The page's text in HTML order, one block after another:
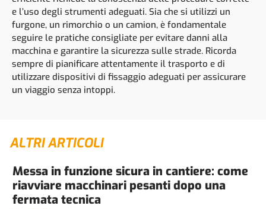
e l’uso degli strumenti adeguati. Sia che si utilizzi un
furgone, un rimorchio o un camion, è fondamentale
seguire le pratiche consigliate per evitare danni alla
macchina e garantire la sicurezza sulle strade. Ricorda
sempre di pianificare attentamente il trasporto e di
utilizzare dispositivi di fissaggio adeguati per assicurare
un viaggio senza intoppi.
ALTRI ARTICOLI
Messa in funzione sicura in cantiere: come
riavviare macchinari pesanti dopo una
fermata tecnica